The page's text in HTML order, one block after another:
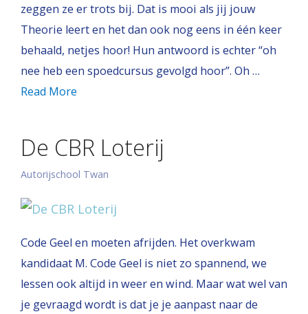
zeggen ze er trots bij. Dat is mooi als jij jouw
Theorie leert en het dan ook nog eens in één keer
behaald, netjes hoor! Hun antwoord is echter “oh
nee heb een spoedcursus gevolgd hoor”. Oh …
Read More
De CBR Loterij
Autorijschool Twan
Code Geel en moeten afrijden. Het overkwam
kandidaat M. Code Geel is niet zo spannend, we
lessen ook altijd in weer en wind. Maar wat wel van
je gevraagd wordt is dat je je aanpast naar de